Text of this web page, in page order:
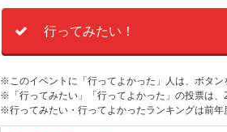
行ってみたい！
※このイベントに「行ってよかった」人は、ボタン
※「行ってみたい」「行ってよかった」の投票は
※行ってみたい・行ってよかったランキングは前